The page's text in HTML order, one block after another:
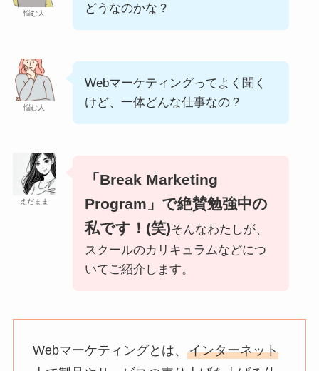
悩む人
どうなのかな？
悩む人
Webマーケティングってよく聞く
けど、一体どんな仕事なの？
えだまま
「Break Marketing
Program」で絶賛勉強中の
私です！(笑)そんなわたしが、
スクールのカリキュラムなどにつ
いてご紹介します。
Webマーケティングとは、 インターネット